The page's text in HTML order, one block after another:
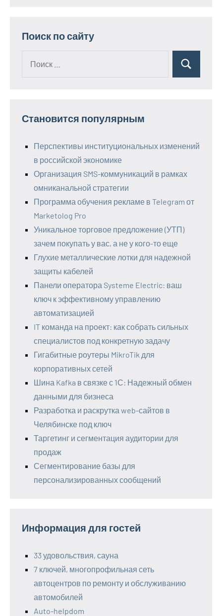
Поиск по сайту
Поиск
Становится популярным
Перспективы институциональных изменений
в российской экономике
Организация SMS-коммуникаций в рамках
омниканальной стратегии
Программа обучения рекламе в Telegram от
Marketolog Pro
Уникальное торговое предложение (УТП)
зачем покупать у вас, а не у кого-то еще
Глухие металлические лотки для надежной
защиты кабелей
Панели оператора Systeme Electric: ваш
ключ к эффективному управлению
автоматизацией
IT команда на проект: как собрать сильных
специалистов под конкретную задачу
Гигабитные роутеры MikroTik для
корпоративных сетей
Шина Kafka в связке с 1С: Надежный обмен
данными для бизнеса
Разработка и раскрутка web-сайтов в
Челябинске под ключ
Таргетинг и сегментация аудитории для
продаж
Сегментирование базы для
персонализированных сообщений
Информация для гостей
33 удовольствия, сауна
7 ключей, многопрофильная сеть
автоцентров по ремонту и обслуживанию
автомобилей
Auto-helpdom